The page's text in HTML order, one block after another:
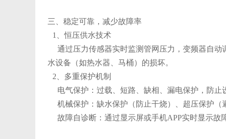
三、稳定可靠，减少故障率
1、恒压供水技术
通过压力传感器实时监测管网压力，变频器自动
水设备（如热水器、马桶）的损坏。
2、多重保护机制
电气保护：过载、短路、缺相、漏电保护，防止
机械保护：缺水保护（防止干烧）、超压保护（
故障自诊断：通过显示屏或手机APP实时显示故